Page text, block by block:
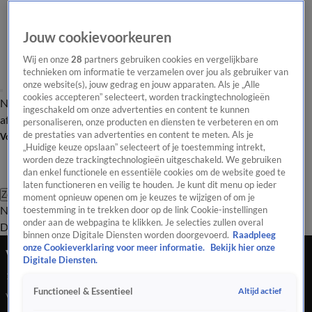
Nieuws van de DagOpinie van de Dag Onze categorieën Laatste
afleveringVideo's Nieuws van de Dag Podcast
Volg Nieuws van de Dag
Zoeken
Nieuws van de DagOpinie van de
Dag
Video'sUitzendingen PodcastPanelContact
Van wethouder naar installateur: het kan écht
18 feb 2026, 18:49
Van alle openstaande vacatures, is zo'n 45 procent nog altijd
Jouw cookievoorkeuren
Wij en onze28 partners gebruiken cookies en vergelijkbare
technieken om informatie te verzamelen over jou als gebruiker van
onze website(s), jouw gedrag en jouw apparaten. Als je „Alle
cookies accepteren” selecteert, worden trackingtechnologieën
ingeschakeld om onze advertenties en content te kunnen
personaliseren, onze producten en diensten te verbeteren en om
de prestaties van advertenties en content te meten. Als je
„Huidige keuze opslaan” selecteert of je toestemming intrekt,
worden deze trackingtechnologieën uitgeschakeld. We gebruiken
dan enkel functionele en essentiële cookies om de website goed te
laten functioneren en veilig te houden. Je kunt dit menu op ieder
moment opnieuw openen om je keuzes te wijzigen of om je
toestemming in te trekken door op de link Cookie-instellingen
onder aan de webpagina te klikken. Je selecties zullen overal
binnen onze Digitale Diensten worden doorgevoerd. Raadpleeg
onze Cookieverklaring voor meer informatie.
Bekijk hier onze
Digitale Diensten.
Functioneel & Essentieel Altijd actief